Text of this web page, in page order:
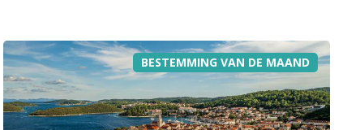
BESTEMMING VAN DE MAAND